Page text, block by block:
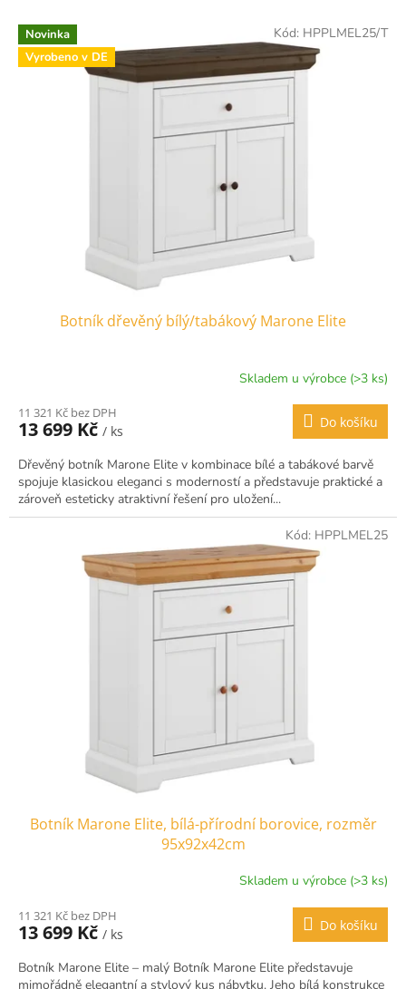
V
p
Novinka
Vyrobeno v DE
Botník dřevěný bílý/tabákový Marone Elite
Skladem u výrobce (>3 ks)
11 321 Kč bez DPH
13 699 Kč / ks
Do košíku
Dřevěný botník Marone Elite v kombinace bílé a tabákové barvě
spojuje klasickou eleganci s moderností a představuje praktické a
zároveň esteticky atraktivní řešení pro uložení...
Kód: HPPLMEL25/T
Botník Marone Elite, bílá-přírodní borovice, rozměr
95x92x42cm
Skladem u výrobce (>3 ks)
11 321 Kč bez DPH
13 699 Kč / ks
Do košíku
Botník Marone Elite – malý Botník Marone Elite představuje
mimořádně elegantní a stylový kus nábytku. Jeho bílá konstrukce
Kód: HPPLMEL25